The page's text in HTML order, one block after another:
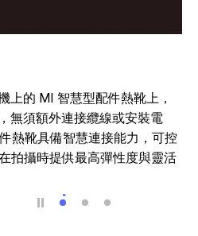
無線連線隨附防風罩
必要控制功能
上的 MI 智慧型配件熱靴上，
無須額外連接纜線或安裝電
熱靴具備智慧連接能力，可控
拍攝時提供最高彈性度與靈活